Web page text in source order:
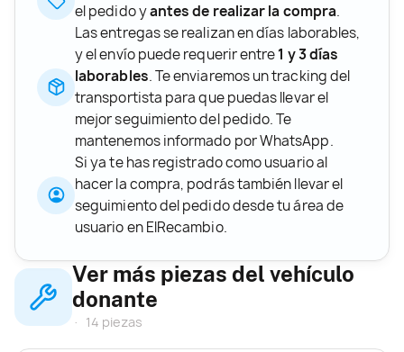
el pedido yantes de realizar la compra.
Las entregas se realizan en días laborables,
y el envío puede requerir entre1 y 3 días
laborables. Te enviaremos un tracking del
transportista para que puedas llevar el
mejor seguimiento del pedido. Te
mantenemos informado por WhatsApp.
Si ya te has registrado como usuario al
hacer la compra, podrás también llevar el
seguimiento del pedido desde tu área de
usuario en ElRecambio.
Ver más piezas del vehículo
donante
14 piezas